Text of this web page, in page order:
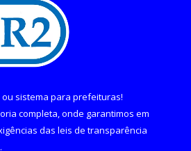
ou sistema para prefeituras!
completa, onde garantimos em
das leis de transparência